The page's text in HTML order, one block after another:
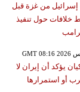
إسرائيل من غزة قبل
حول تنفيذ
يؤكد أن إيران لا
أو استمرارها